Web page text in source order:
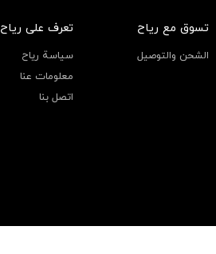
تسوق مع رياح
الشحن والتوصيل
تعرف على رياح
سياسة رياح
معلومات عنا
اتصل بنا